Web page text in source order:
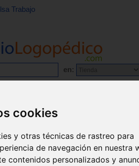
cookies
y otras técnicas de rastreo para
de navegación en nuestra
contenidos personalizados y
Trabajo
en: